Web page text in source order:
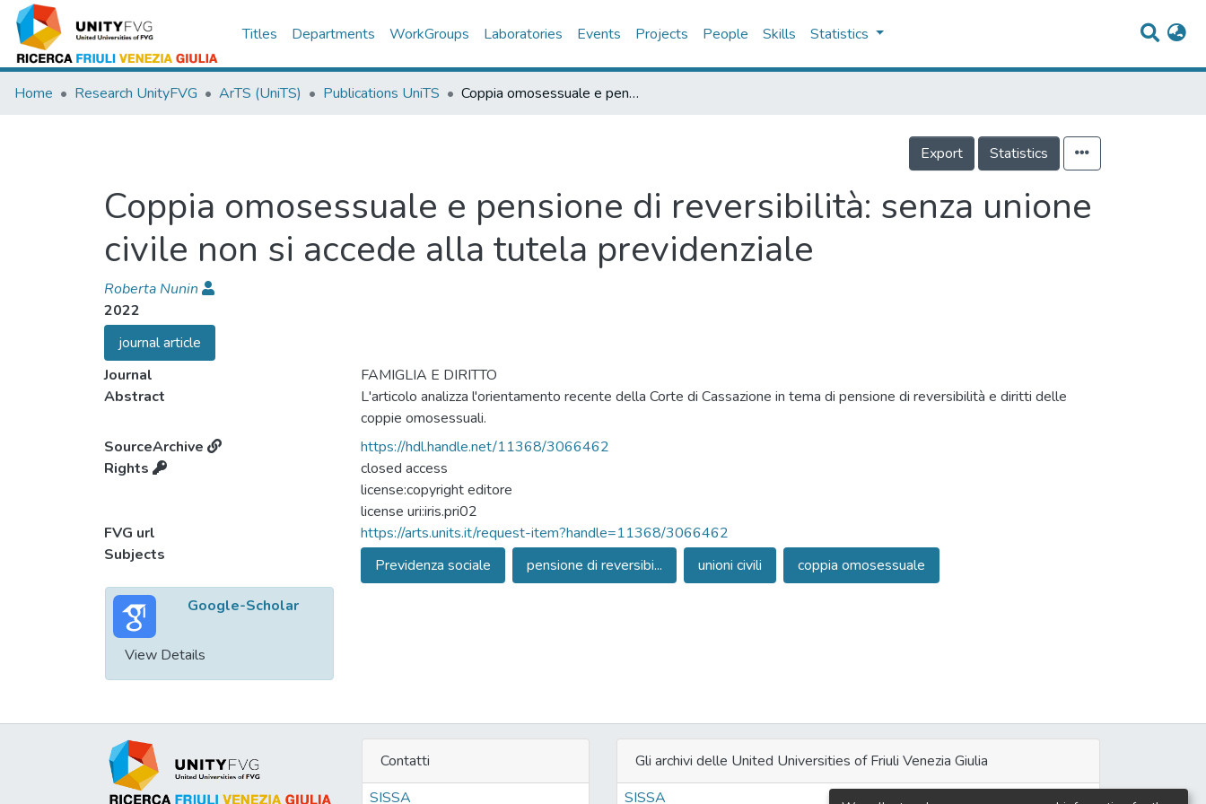
Titles Departments WorkGroups Laboratories Events Projects People Skills Statistics
Home Research UnityFVG ArTS (UniTS) Publications UniTS Coppia omosessuale e pensione di reversibilità: senza unione civile non si accede alla tutela previdenziale
Export Statistics
Coppia omosessuale e pensione di reversibilità: senza unione
civile non si accede alla tutela previdenziale
Roberta Nunin
2022
journal article
Journal
FAMIGLIA E DIRITTO
Abstract
L'articolo analizza l'orientamento recente della Corte di Cassazione in tema di pensione di reversibilità e diritti delle
coppie omosessuali.
SourceArchive
https://hdl.handle.net/11368/3066462
Rights
closed access
license:copyright editore
license uri:iris.pri02
FVG url
https://arts.units.it/request-item?handle=11368/3066462
Subjects
Previdenza sociale pensione di reversibi... unioni civili coppia omosessuale
Google-Scholar
View Details
Contatti
SISSA
Gli archivi delle United Universities of Friuli Venezia Giulia
SISSA